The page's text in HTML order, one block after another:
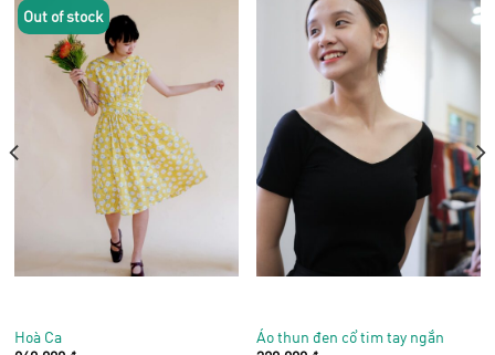
Out of stock
Hoà Ca
Áo thun đen cổ tim tay ngắn